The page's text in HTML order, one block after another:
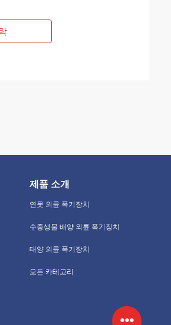
제품 소개
연못 외륜 폭기장치
수중생물 배양 외륜 폭기장치
태양 외륜 폭기장치
모든 카테고리